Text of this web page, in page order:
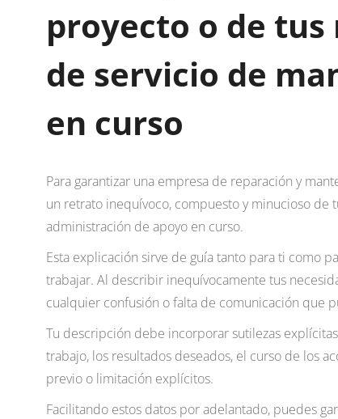
proyecto o de tus
de servicio de
en curso
Para garantizar una empresa de reparación y
un retrato inequívoco, compuesto y minucioso de
administración de apoyo en curso.
Esta explicación sirve de guía tanto para ti como
trabajar. Al describir inequívocamente tus
cualquier confusión o falta de comunicación que
Tu descripción debe incorporar sutilezas
trabajo, los resultados deseados, el curso de los
previo o limitación explícitos.
Facilitando estos datos por adelantado, puedes